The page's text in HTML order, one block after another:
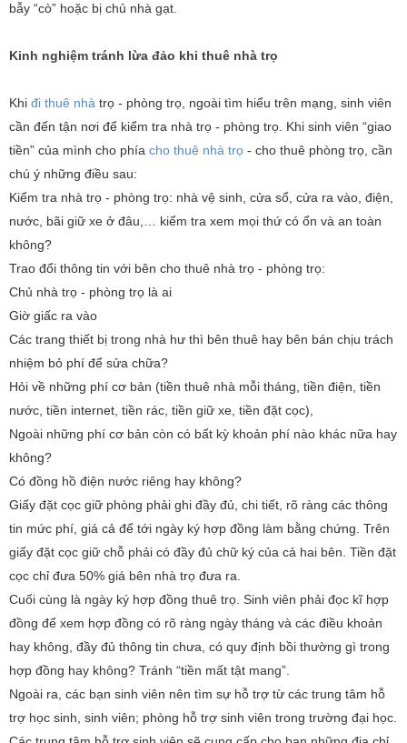
bẫy “cò” hoặc bị chủ nhà gạt.
Kinh nghiệm tránh lừa đảo khi thuê nhà trọ
Khi đi thuê nhà trọ - phòng trọ, ngoài tìm hiểu trên mạng, sinh viên
cần đến tận nơi để kiểm tra nhà trọ - phòng trọ. Khi sinh viên “giao
tiền” của mình cho phía cho thuê nhà trọ - cho thuê phòng trọ, cần
chú ý những điều sau:
Kiểm tra nhà trọ - phòng trọ: nhà vệ sinh, cửa sổ, cửa ra vào, điện,
nước, bãi giữ xe ở đâu,… kiểm tra xem mọi thứ có ổn và an toàn
không?
Trao đổi thông tin với bên cho thuê nhà trọ - phòng trọ:
Chủ nhà trọ - phòng trọ là ai
Giờ giấc ra vào
Các trang thiết bị trong nhà hư thì bên thuê hay bên bán chịu trách
nhiệm bỏ phí để sửa chữa?
Hỏi về những phí cơ bản (tiền thuê nhà mỗi tháng, tiền điện, tiền
nước, tiền internet, tiền rác, tiền giữ xe, tiền đặt cọc),
Ngoài những phí cơ bản còn có bất kỳ khoản phí nào khác nữa hay
không?
Có đồng hồ điện nước riêng hay không?
Giấy đặt cọc giữ phòng phải ghi đầy đủ, chi tiết, rõ ràng các thông
tin mức phí, giá cả để tới ngày ký hợp đồng làm bằng chứng. Trên
giấy đặt cọc giữ chỗ phải có đầy đủ chữ ký của cả hai bên. Tiền đặt
cọc chỉ đưa 50% giá bên nhà trọ đưa ra.
Cuối cùng là ngày ký hợp đồng thuê trọ. Sinh viên phải đọc kĩ hợp
đồng để xem hợp đồng có rõ ràng ngày tháng và các điều khoản
hay không, đầy đủ thông tin chưa, có quy định bồi thường gì trong
hợp đồng hay không? Tránh “tiền mất tật mang”.
Ngoài ra, các bạn sinh viên nên tìm sự hỗ trợ từ các trung tâm hỗ
trợ học sinh, sinh viên; phòng hỗ trợ sinh viên trong trường đại học.